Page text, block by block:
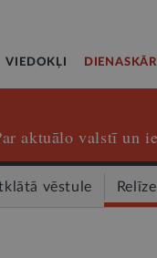
VIEDOKĻI
aktuālo valstī un
vēstule Relīze